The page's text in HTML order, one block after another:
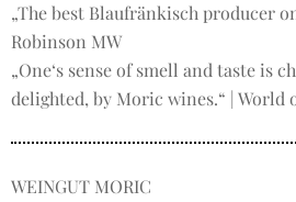
„The best Blaufränkisch producer
Robinson MW
„One‘s sense of smell and taste is
delighted, by Moric wines.“ | World
WEINGUT MORIC